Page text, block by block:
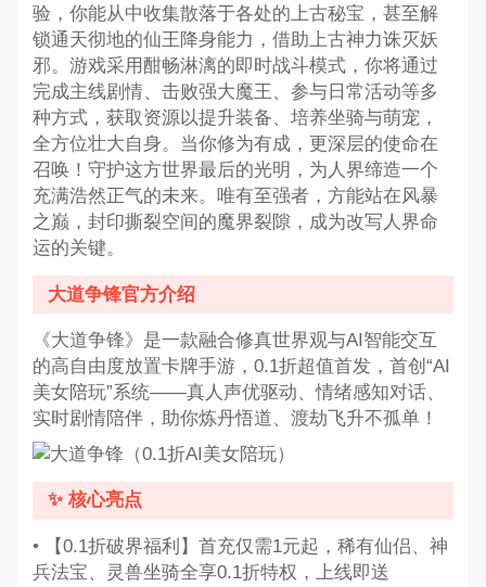
验，你能从中收集散落于各处的上古秘宝，甚至解
锁通天彻地的仙王降身能力，借助上古神力诛灭妖
邪。游戏采用酣畅淋漓的即时战斗模式，你将通过
完成主线剧情、击败强大魔王、参与日常活动等多
种方式，获取资源以提升装备、培养坐骑与萌宠，
全方位壮大自身。当你修为有成，更深层的使命在
召唤！守护这方世界最后的光明，为人界缔造一个
充满浩然正气的未来。唯有至强者，方能站在风暴
之巅，封印撕裂空间的魔界裂隙，成为改写人界命
运的关键。
大道争锋官方介绍
《大道争锋》是一款融合修真世界观与AI智能交互
的高自由度放置卡牌手游，0.1折超值首发，首创“AI
美女陪玩”系统——真人声优驱动、情绪感知对话、
实时剧情陪伴，助你炼丹悟道、渡劫飞升不孤单！
✨ 核心亮点
• 【0.1折破界福利】首充仅需1元起，稀有仙侣、神
兵法宝、灵兽坐骑全享0.1折特权，上线即送